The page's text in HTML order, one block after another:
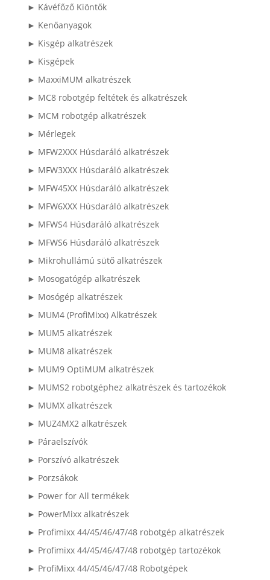
► Kávéfőző Kiöntők
► Kenőanyagok
► Kisgép alkatrészek
► Kisgépek
► MaxxiMUM alkatrészek
► MC8 robotgép feltétek és alkatrészek
► MCM robotgép alkatrészek
► Mérlegek
► MFW2XXX Húsdaráló alkatrészek
► MFW3XXX Húsdaráló alkatrészek
► MFW45XX Húsdaráló alkatrészek
► MFW6XXX Húsdaráló alkatrészek
► MFWS4 Húsdaráló alkatrészek
► MFWS6 Húsdaráló alkatrészek
► Mikrohullámú sütő alkatrészek
► Mosogatógép alkatrészek
► Mosógép alkatrészek
► MUM4 (ProfiMixx) Alkatrészek
► MUM5 alkatrészek
► MUM8 alkatrészek
► MUM9 OptiMUM alkatrészek
► MUMS2 robotgéphez alkatrészek és tartozékok
► MUMX alkatrészek
► MUZ4MX2 alkatrészek
► Páraelszívók
► Porszívó alkatrészek
► Porzsákok
► Power for All termékek
► PowerMixx alkatrészek
► Profimixx 44/45/46/47/48 robotgép alkatrészek
► Profimixx 44/45/46/47/48 robotgép tartozékok
► ProfiMixx 44/45/46/47/48 Robotgépek